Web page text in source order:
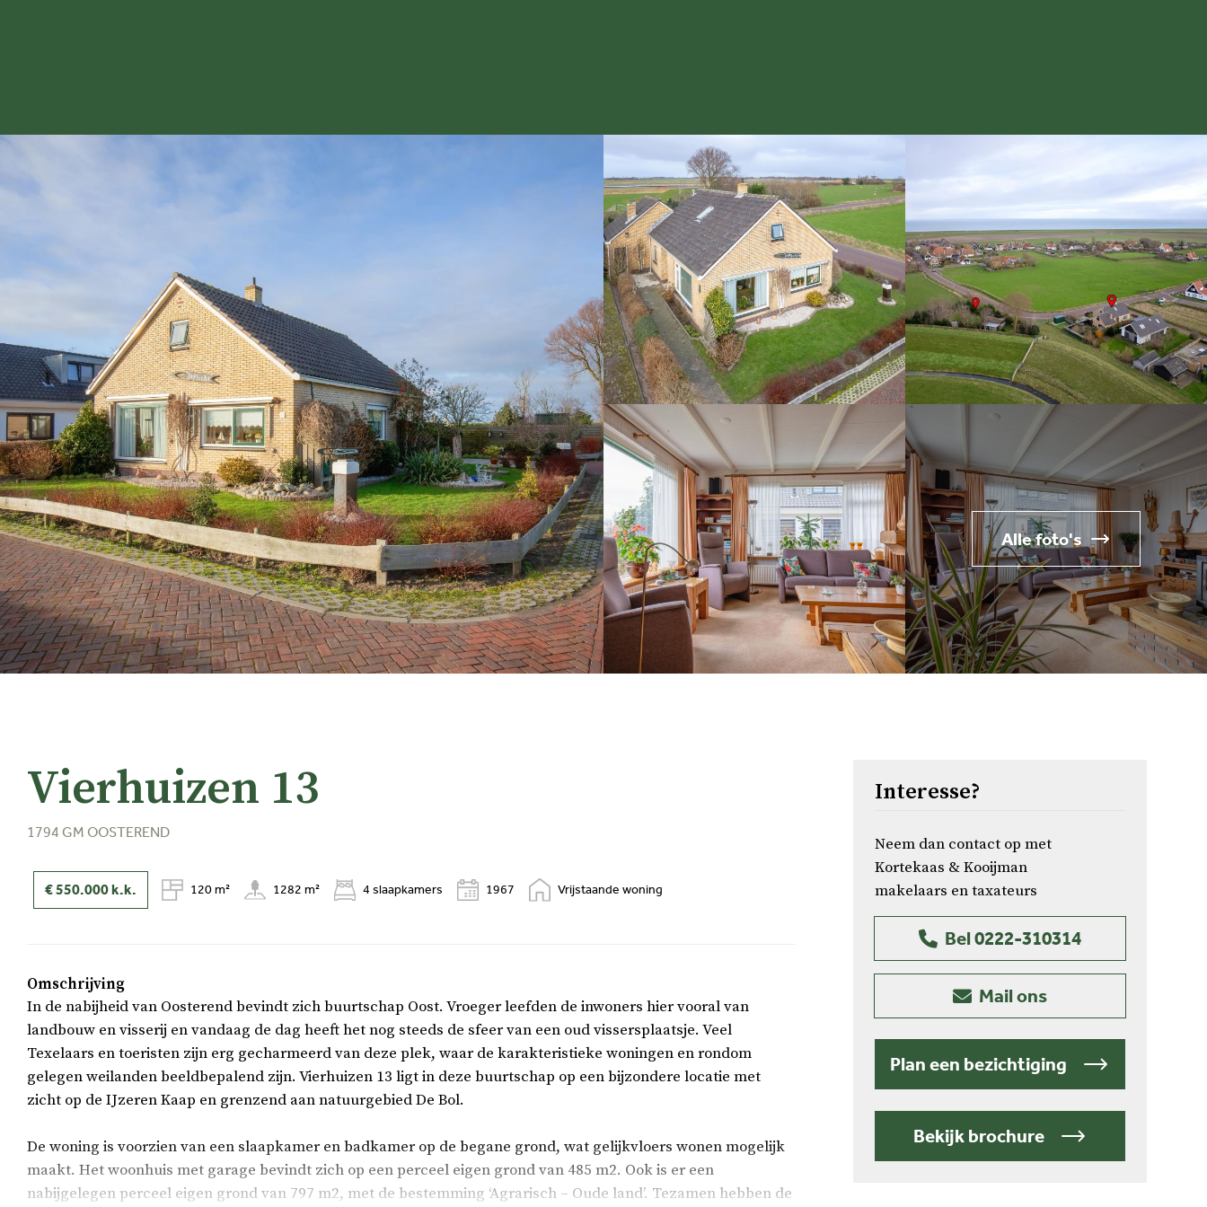
Alle foto's
Vierhuizen 13
1794 GM OOSTEREND
€ 550.000k.k. 120 m² 1282 m² 4 slaapkamers 1967 Vrijstaande woning
Omschrijving
In de nabijheid van Oosterend bevindt zich buurtschap Oost. Vroeger leefden de inwoners hier vooral van
landbouw en visserij en vandaag de dag heeft het nog steeds de sfeer van een oud vissersplaatsje. Veel
Texelaars en toeristen zijn erg gecharmeerd van deze plek, waar de karakteristieke woningen en rondom
gelegen weilanden beeldbepalend zijn. Vierhuizen 13 ligt in deze buurtschap op een bijzondere locatie met
zicht op de IJzeren Kaap en grenzend aan natuurgebied De Bol.
De woning is voorzien van een slaapkamer en badkamer op de begane grond, wat gelijkvloers wonen mogelijk
maakt. Het woonhuis met garage bevindt zich op een perceel eigen grond van 485 m2. Ook is er een
nabijgelegen perceel eigen grond van 797 m2, met de bestemming ‘Agrarisch – Oude land’. Tezamen hebben de
Interesse?
Neem dan contact op met
Kortekaas & Kooijman
makelaars en taxateurs
Bel 0222-310314
Mail ons
Plan een bezichtiging
Bekijk brochure